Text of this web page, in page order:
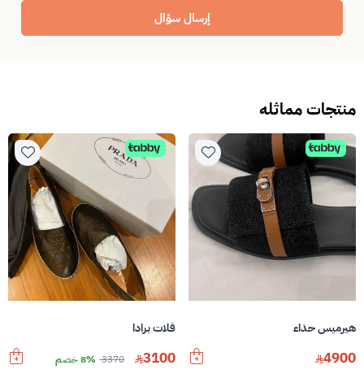
إرسال سؤال
منتجات مماثله
هيرميس حذاء
4900
فلات برادا
3100
3370 8% خصم